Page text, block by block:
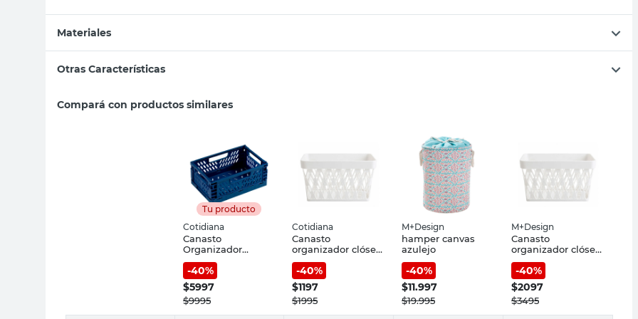
Materiales
Otras Características
Compará con productos similares
Tu producto
Cotidiana
Canasto
Organizador
Plegable 3 Lts
Polipropileno Azul
Cotidiana
-40%
$5997
$9995
Cotidiana
Canasto
organizador clóset
1.5 lt
-40%
$1197
$1995
M+Design
hamper canvas
azulejo
-40%
$11.997
$19.995
M+Design
Canasto
organizador clóset
3 lt
-40%
$2097
$3495